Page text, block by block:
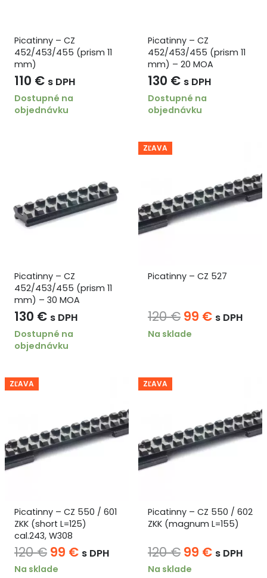
Picatinny – CZ
452/453/455 (prism 11
mm)
110 € s DPH
Dostupné na
objednávku
Picatinny – CZ
452/453/455 (prism 11
mm) – 20 MOA
130 € s DPH
Dostupné na
objednávku
Picatinny – CZ
452/453/455 (prism 11
mm) – 30 MOA
130 € s DPH
Dostupné na
objednávku
ZĽAVA
Picatinny – CZ 527
120€ Pôvodná
cena
99 € s DPH
Na sklade
ZĽAVA
Picatinny – CZ 550 / 601
ZKK (short L=125)
cal.243, W308
120€ Pôvodná
cena
99 €Aktuálna
s DPH
Na sklade
ZĽAVA
Picatinny – CZ 550 / 602
ZKK (magnum L=155)
120€ Pôvodná
cena
99 € s DPH
Na sklade